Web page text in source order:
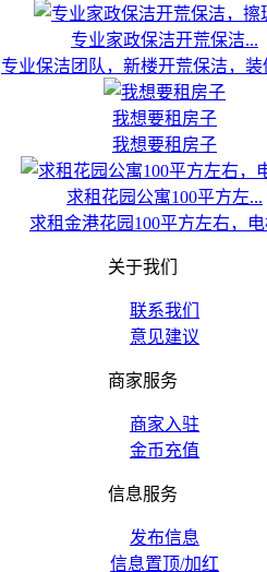
专业家政保洁开荒保洁...
专业保洁团队，新楼开荒保洁，装
我想要租房子
我想要租房子
求租花园公寓100平方左...
求租金港花园100平方左右，
关于我们
联系我们
意见建议
商家服务
商家入驻
金币充值
信息服务
发布信息
信息置顶/加红